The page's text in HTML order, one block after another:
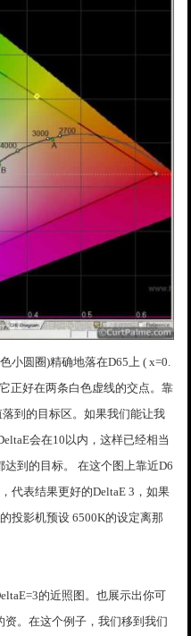
小圆圈)精确地落在D65上 ( x=0.
正好在两条白色虚线的交点。靠
到的目标区。如果我们能让我
会在10以内，这样已经相当
到的目标。 在这个图上靠近D6
代表结果更好的DeltaE 3，如果
投影机预设 6500K的设定离那
的近照图。也展示出你可
。在这个例子，我们移到我们